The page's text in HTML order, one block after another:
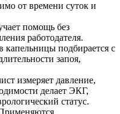
от времени суток и
помощь без
работодателя.
капельницы подбирается с
запоя,
измеряет давление,
делает ЭКГ,
статус.